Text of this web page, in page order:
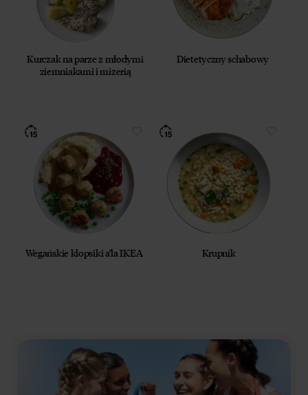
Kurczak na parze z młodymi
ziemniakami i mizerią
Dietetyczny schabowy
Wegańskie klopsiki a’la IKEA Krupnik